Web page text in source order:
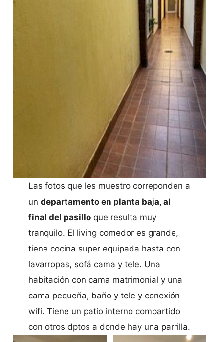
Las fotos que les muestro correponden a
undepartamento en planta baja, al
final del pasillo que resulta muy
tranquilo. El living comedor es grande,
tiene cocina super equipada hasta con
lavarropas, sofá cama y tele. Una
habitación con cama matrimonial y una
cama pequeña, baño y tele y conexión
wifi. Tiene un patio interno compartido
con otros dptos a donde hay una parrilla.